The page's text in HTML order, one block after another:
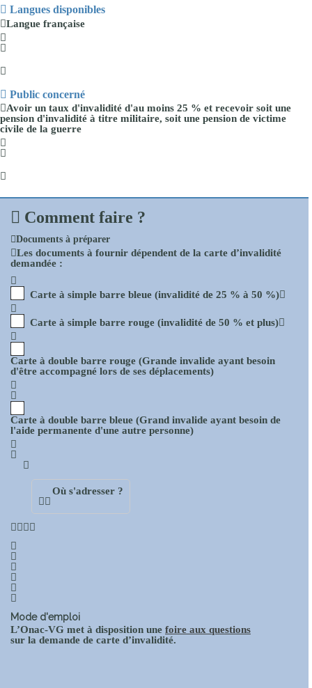
Langues disponibles
Langue française
Public concerné
Avoir un taux d'invalidité d'au moins 25 % et recevoir soit une
pension d'invalidité à titre militaire, soit une pension de victime
civile de la guerre
Comment faire ?
Documents à préparer
Les documents à fournir dépendent de la carte d’invalidité
demandée :
Carte à simple barre bleue (invalidité de 25 % à 50 %)
Carte à simple barre rouge (invalidité de 50 % et plus)
Carte à double barre rouge (Grande invalide ayant besoin
d'être accompagné lors de ses déplacements)
Carte à double barre bleue (Grand invalide ayant besoin de
l'aide permanente d'une autre personne)
Où s'adresser ?
Mode d'emploi
L’Onac-VG met à disposition une foire aux questions
sur la demande de carte d’invalidité.